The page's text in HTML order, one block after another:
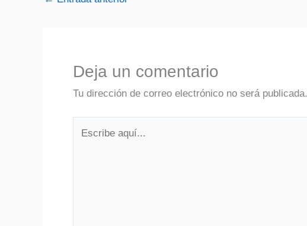
Deja un comentario
Tu dirección de correo electrónico no será publicada.